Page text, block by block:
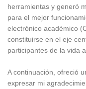
herramientas y generó
para el mejor
electrónico académico
constituirse en el eje
participantes de la vida
A continuación, ofreció
expresar mi